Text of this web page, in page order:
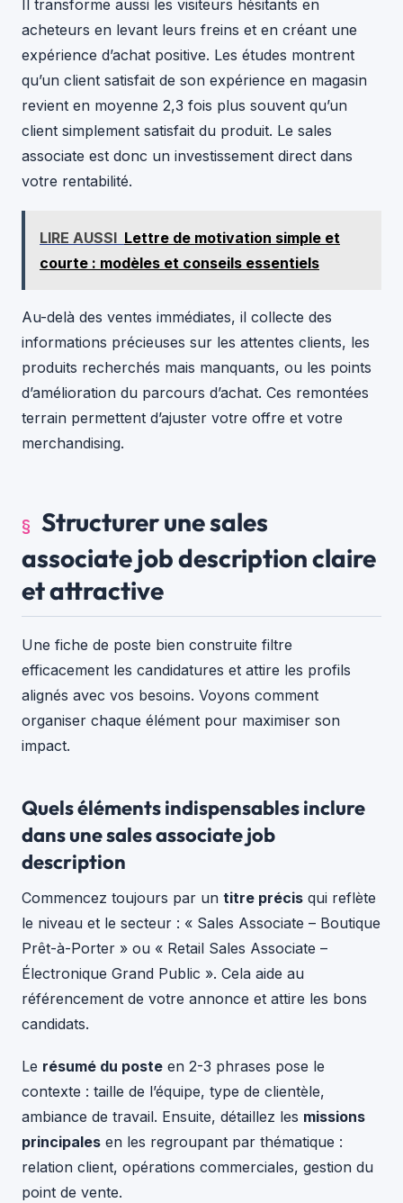
Il transforme aussi les visiteurs hésitants en
acheteurs en levant leurs freins et en créant une
expérience d’achat positive. Les études montrent
qu’un client satisfait de son expérience en magasin
revient en moyenne 2,3 fois plus souvent qu’un
client simplement satisfait du produit. Le sales
associate est donc un investissement direct dans
votre rentabilité.
LIRE AUSSI Lettre de motivation simple et
courte : modèles et conseils essentiels
Au-delà des ventes immédiates, il collecte des
informations précieuses sur les attentes clients, les
produits recherchés mais manquants, ou les points
d’amélioration du parcours d’achat. Ces remontées
terrain permettent d’ajuster votre offre et votre
merchandising.
Structurer une sales
associate job description claire
et attractive
Une fiche de poste bien construite filtre
efficacement les candidatures et attire les profils
alignés avec vos besoins. Voyons comment
organiser chaque élément pour maximiser son
impact.
Quels éléments indispensables inclure
dans une sales associate job
description
Commencez toujours par un titre précis qui reflète
le niveau et le secteur : « Sales Associate – Boutique
Prêt-à-Porter » ou « Retail Sales Associate –
Électronique Grand Public ». Cela aide au
référencement de votre annonce et attire les bons
candidats.
Le résumé du poste en 2-3 phrases pose le
contexte : taille de l’équipe, type de clientèle,
ambiance de travail. Ensuite, détaillez les missions
principales en les regroupant par thématique :
relation client, opérations commerciales, gestion du
point de vente.